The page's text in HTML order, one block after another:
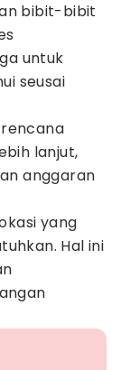
bibit-bibit
untuk
seusai
rencana
lanjut,
anggaran
yang
Hal ini